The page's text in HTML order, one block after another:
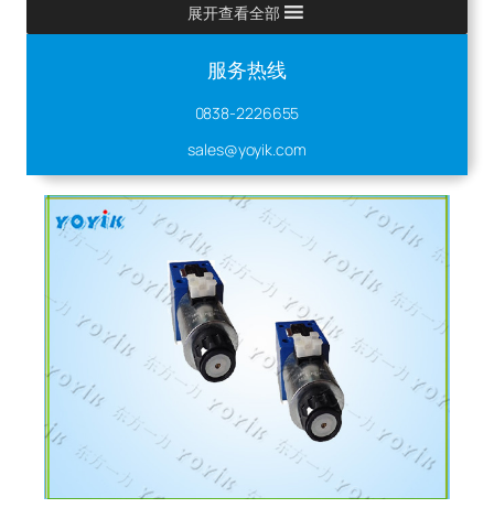
展开查看全部
服务热线
0838-2226655
sales@yoyik.com